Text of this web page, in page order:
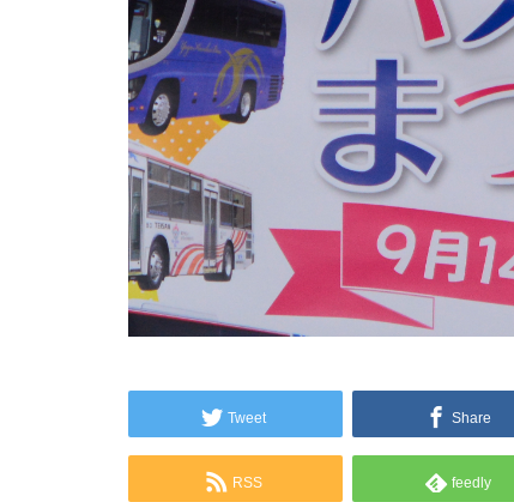
Tweet Share
RSS feedly